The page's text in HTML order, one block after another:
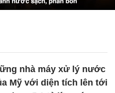
nhà máy xử lý nước
Mỹ với diện tích lên tới